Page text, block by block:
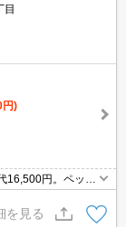
目
円)
16,500円。ペット
Wi-Fi無料。エレ
を見る